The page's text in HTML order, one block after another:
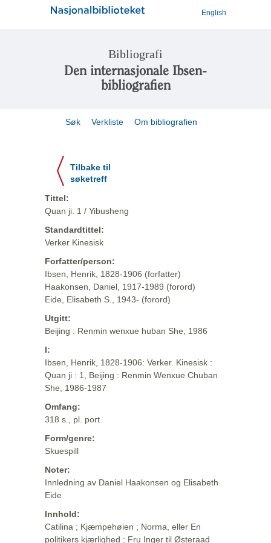
English
Bibliografi
Den internasjonale Ibsen-
bibliografien
Søk Verkliste Om bibliografien
Tilbake til
søketreff
Tittel:
Quan ji. 1 / Yibusheng
Standardtittel:
Verker Kinesisk
Forfatter/person:
Ibsen, Henrik, 1828-1906 (forfatter)
Haakonsen, Daniel, 1917-1989 (forord)
Eide, Elisabeth S., 1943- (forord)
Utgitt:
Beijing : Renmin wenxue huban She, 1986
I:
Ibsen, Henrik, 1828-1906: Verker. Kinesisk :
Quan ji : 1, Beijing : Renmin Wenxue Chuban
She, 1986-1987
Omfang:
318 s., pl. port.
Form/genre:
Skuespill
Noter:
Innledning av Daniel Haakonsen og Elisabeth
Eide
Innhold:
Catilina ; Kjæmpehøien ; Norma, eller En
politikers kjærlighed ; Fru Inger til Østeraad